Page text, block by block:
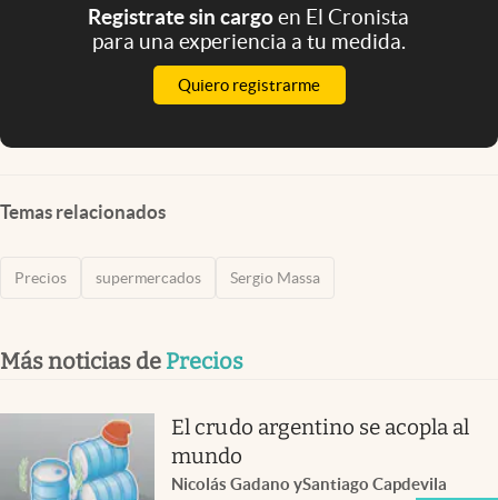
Registrate sin cargoen El Cronista
para una experiencia a tu medida.
Quiero registrarme
Temas relacionados
Precios supermercados Sergio Massa
Más noticias de Precios
El crudo argentino se acopla al
mundo
Nicolás Gadano ySantiago Capdevila